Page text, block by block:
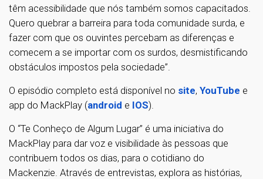
têm acessibilidade que nós também somos capacitados.
Quero quebrar a barreira para toda comunidade surda, e
fazer com que os ouvintes percebam as diferenças e
comecem a se importar com os surdos, desmistificando
obstáculos impostos pela sociedade”.
O episódio completo está disponível no site, YouTube e
app do MackPlay (android e IOS).
O “Te Conheço de Algum Lugar” é uma iniciativa do
MackPlay para dar voz e visibilidade às pessoas que
contribuem todos os dias, para o cotidiano do
Mackenzie. Através de entrevistas, explora as histórias,